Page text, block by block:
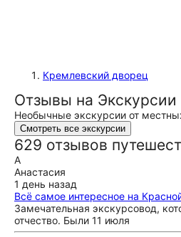
Кремлевский дворец
Отзывы на
Необычные экскурсии от
Смотреть все экскурсии
629 отзывов
А
Анастасия
1 день назад
Всё самое интересное на
Замечательная экскурсовод,
отчество. Были 11 июля